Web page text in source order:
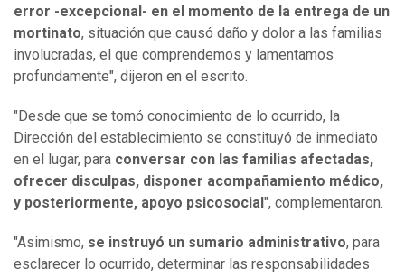
error -excepcional- en el momento de la entrega de un
mortinato, situación que causó daño y dolor a las familias
involucradas, el que comprendemos y lamentamos
profundamente", dijeron en el escrito.
"Desde que se tomó conocimiento de lo ocurrido, la
Dirección del establecimiento se constituyó de inmediato
en el lugar, para conversar con las familias afectadas,
ofrecer disculpas, disponer acompañamiento médico,
y posteriormente, apoyo psicosocial ", complementaron.
"Asimismo, se instruyó un sumario administrativo, para
esclarecer lo ocurrido, determinar las responsabilidades